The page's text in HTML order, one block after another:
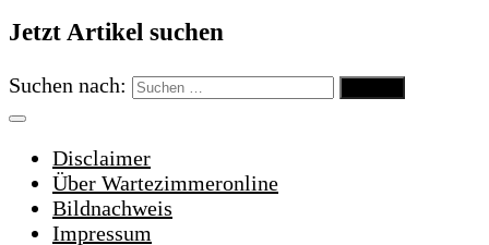
Jetzt Artikel suchen
Suchen nach:
Disclaimer
Über Wartezimmeronline
Bildnachweis
Impressum